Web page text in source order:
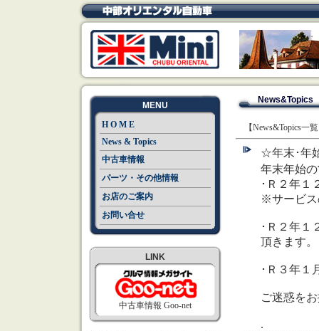
MENU
H O M E
News & Topics
中古車情報
パーツ・その他情報
お店のご案内
お問い合せ
LINK
中古車情報 Goo-net
News&Topics
【News&Topics一
☆年末･年
年末年始
･Ｒ２年１
※サービス
･Ｒ２年１
頂きます。
･Ｒ３年１
ご迷惑を
.